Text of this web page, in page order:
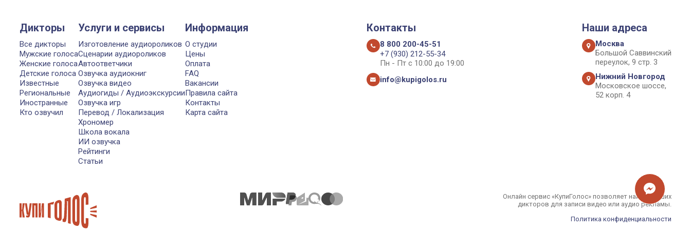
Дикторы
Все дикторы
Мужские голоса
Женские голоса
Детские голоса
Известные
Региональные
Иностранные
Кто озвучил
Услуги и сервисы
Изготовление аудиороликов
Сценарии аудиороликов
Автоответчики
Озвучка аудиокниг
Озвучка видео
Аудиогиды / Аудиоэкскурсии
Озвучка игр
Перевод / Локализация
Хрономер
Школа вокала
ИИ озвучка
Рейтинги
Статьи
Информация
О студии
Цены
Оплата
FAQ
Вакансии
Правила сайта
Контакты
Карта сайта
Контакты
8 800 200-45-51
+7 (930) 212-55-34
Пн - Пт с 10:00 до 19:00
info@kupigolos.ru
Наши адреса
Москва
Большой Саввинский
переулок, 9 стр. 3
Нижний Новгород
Московское шоссе,
52 корп. 4
Онлайн сервис «КупиГолос» позволяет найти лучших
дикторов для записи видео или аудио рекламы.
Политика конфиденциальности